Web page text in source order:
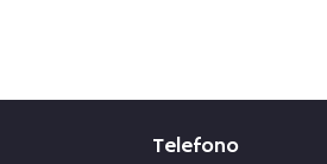
Telefono